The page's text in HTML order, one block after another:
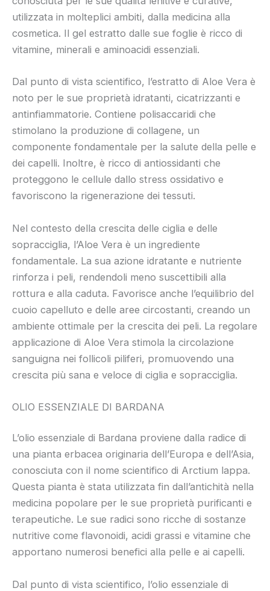
utilizzata in molteplici ambiti, dalla medicina alla
cosmetica. Il gel estratto dalle sue foglie è ricco di
vitamine, minerali e aminoacidi essenziali.
Dal punto di vista scientifico, l’estratto di Aloe Vera è
noto per le sue proprietà idratanti, cicatrizzanti e
antinfiammatorie. Contiene polisaccaridi che
stimolano la produzione di collagene, un
componente fondamentale per la salute della pelle e
dei capelli. Inoltre, è ricco di antiossidanti che
proteggono le cellule dallo stress ossidativo e
favoriscono la rigenerazione dei tessuti.
Nel contesto della crescita delle ciglia e delle
sopracciglia, l’Aloe Vera è un ingrediente
fondamentale. La sua azione idratante e nutriente
rinforza i peli, rendendoli meno suscettibili alla
rottura e alla caduta. Favorisce anche l’equilibrio del
cuoio capelluto e delle aree circostanti, creando un
ambiente ottimale per la crescita dei peli. La regolare
applicazione di Aloe Vera stimola la circolazione
sanguigna nei follicoli piliferi, promuovendo una
crescita più sana e veloce di ciglia e sopracciglia.
OLIO ESSENZIALE DI BARDANA
L’olio essenziale di Bardana proviene dalla radice di
una pianta erbacea originaria dell’Europa e dell’Asia,
conosciuta con il nome scientifico di Arctium lappa.
Questa pianta è stata utilizzata fin dall’antichità nella
medicina popolare per le sue proprietà purificanti e
terapeutiche. Le sue radici sono ricche di sostanze
nutritive come flavonoidi, acidi grassi e vitamine che
apportano numerosi benefici alla pelle e ai capelli.
Dal punto di vista scientifico, l’olio essenziale di